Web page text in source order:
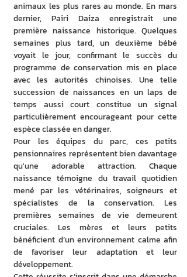
animaux les plus rares au monde. En mars
dernier, Pairi Daiza enregistrait une
première naissance historique. Quelques
semaines plus tard, un deuxième bébé
voyait le jour, confirmant le succès du
programme de conservation mis en place
avec les autorités chinoises. Une telle
succession de naissances en un laps de
temps aussi court constitue un signal
particulièrement encourageant pour cette
espèce classée en danger.
Pour les équipes du parc, ces petits
pensionnaires représentent bien davantage
qu'une adorable attraction. Chaque
naissance témoigne du travail quotidien
mené par les vétérinaires, soigneurs et
spécialistes de la conservation. Les
premières semaines de vie demeurent
cruciales. Les mères et leurs petits
bénéficient d’un environnement calme afin
de favoriser leur adaptation et leur
développement.